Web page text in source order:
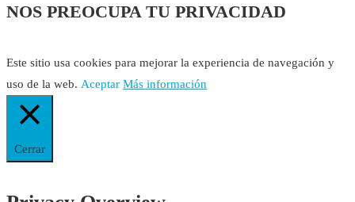
NOS PREOCUPA TU PRIVACIDAD
Este sitio usa cookies para mejorar la experiencia de navegación y
uso de la web. Aceptar Más información
Cerrar